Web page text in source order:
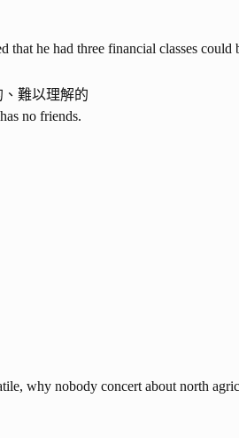
that he had three financial classes could
難以理解的
no friends.
why nobody concert about north